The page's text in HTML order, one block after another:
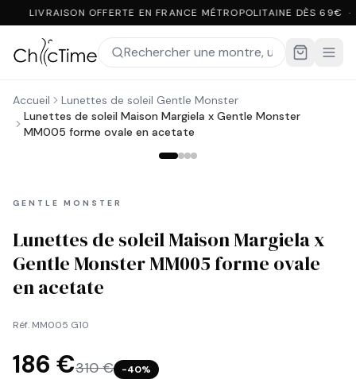
LIVRAISON OFFERTE EN FRANCE MÉTROPOLITAINE DÈS 69€
Accueil
Lunettes de soleil Gentle Monster
Lunettes de soleil Maison Margiela x Gentle Monster
MM005 forme ovale en acetate
GENTLE MONSTER
Lunettes de soleil Maison Margiela x
Gentle Monster MM005 forme ovale
en acetate
Réf. MM005 G10
186 €310 € −40%